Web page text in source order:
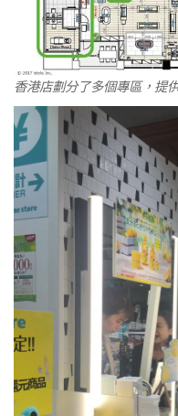
香港店劃分了多個專區，提